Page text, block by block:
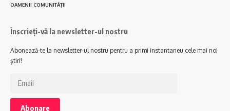
OAMENII COMUNITĂȚII
Înscrieți-vă la newsletter-ul nostru
Abonează-te la newsletter-ul nostru pentru a primi instantaneu cele mai noi
știri!